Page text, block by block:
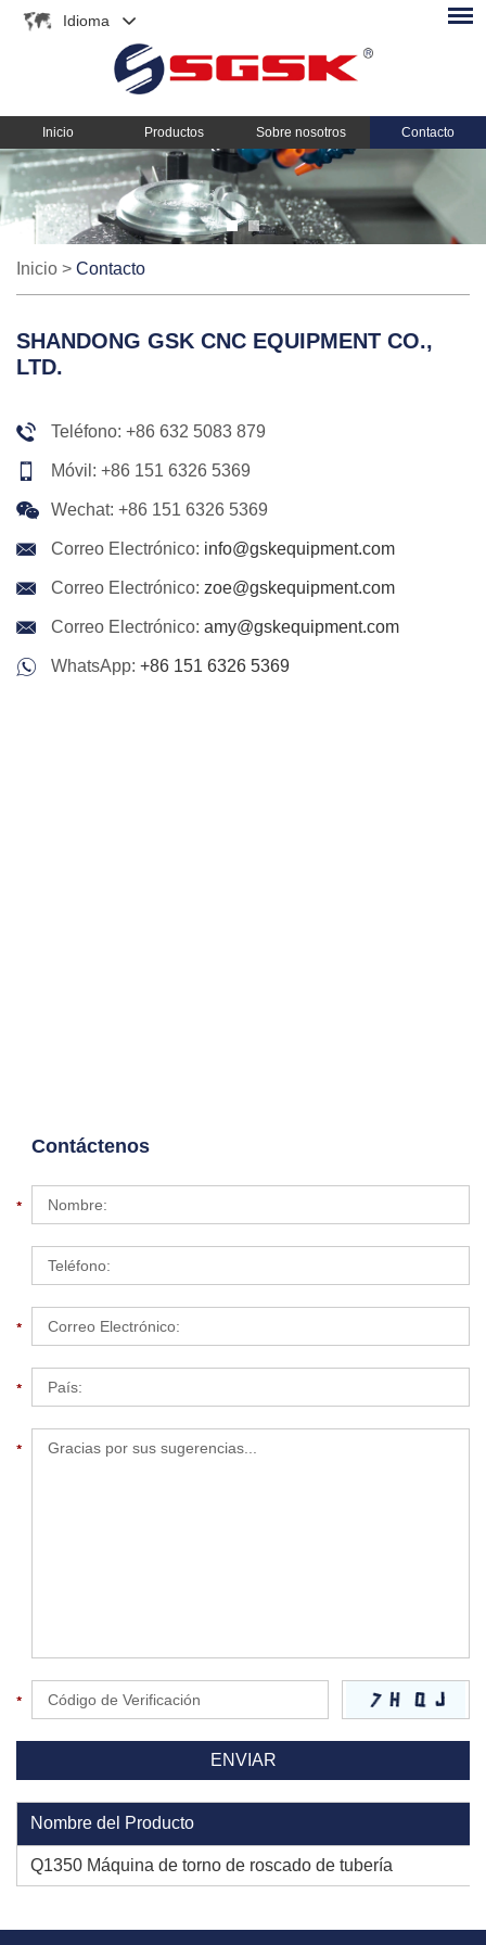
Idioma
Inicio Productos Sobre nosotros Contacto
Inicio > Contacto
SHANDONG GSK CNC EQUIPMENT CO.,
LTD.
Teléfono: +86 632 5083 879
Móvil: +86 151 6326 5369
Wechat: +86 151 6326 5369
Correo Electrónico: info@gskequipment.com
Correo Electrónico: zoe@gskequipment.com
Correo Electrónico: amy@gskequipment.com
WhatsApp: +86 151 6326 5369
Contáctenos
Nombre del Producto
Q1350 Máquina de torno de roscado de tubería